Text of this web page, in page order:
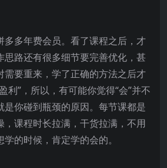
多多年费会员。看了课程之后，才
思路还有很多细节要完善优化，甚
需要重来，学了正确的方法之后才
利”，所以，有可能你觉得“会”并不
是你碰到瓶颈的原因。每节课都是
，课程时长拉满，干货拉满，不用
的时候，肯定学的会的。